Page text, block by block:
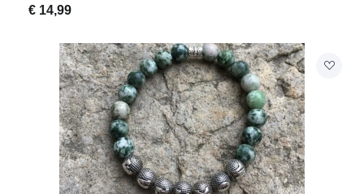
€ 14,99